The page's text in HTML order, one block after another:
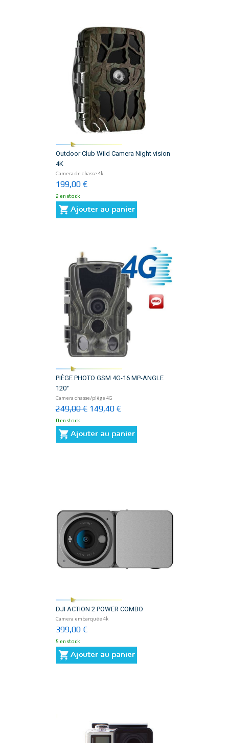
Outdoor Club Wild Camera Night vision
4K
Camera de chasse 4k
199,00 €
2 en stock
PIÈGE PHOTO GSM 4G-16 MP-ANGLE
120°
Camera chasse/piège 4G
249,00 €149,40 €
0 en stock
DJI ACTION 2 POWER COMBO
Camera embarquée 4k
399,00 €
5 en stock